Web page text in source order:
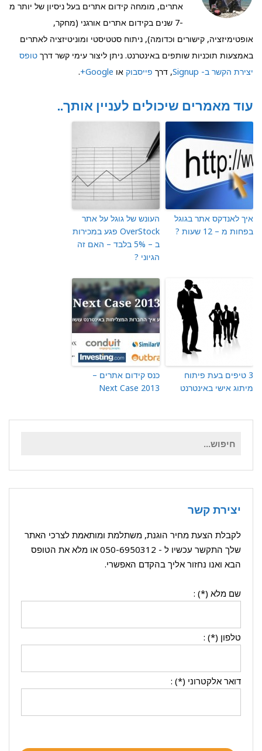
אתרים, מומחה קידום אתרים בעל ניסיון של יותר מ
-7 שנים בקידום אתרים אורגני (מחקר,
אופטימיזציה, קישורים וכדומה), ניתוח סטטיסטי ומוניטיזציה לאתרים
באמצעות תוכניות שותפים באינטרנט. ניתן ליצור עימי קשר דרך טופס
יצירת הקשר ב- Signup
, דרך פייסבוק או Google+
.
עוד מאמרים שיכולים לעניין אותך..
איך לאנדקס אתר בגוגל
בפחות מ – 12 שעות ?
העונש של גוגל על אתר
OverStock פגע במכירות
ב – 5% בלבד – האם זה
הגיוני ?
3 טיפים בעת פיתוח
מיתוג אישי באינטרנט
כנס קידום אתרים –
Next Case 2013
יצירת קשר
לקבלת הצעת מחיר הוגנת, משתלמת ומותאמת לצרכי האתר
שלך התקשר עכשיו ל - 050-6950312 או מלא את הטופס
הבא ואנו נחזור אליך בהקדם האפשרי.
שם מלא (*) :
טלפון (*) :
דואר אלקטרוני (*) :